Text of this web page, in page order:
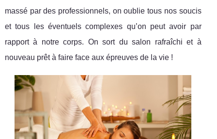
massé par des professionnels, on oublie tous nos soucis
et tous les éventuels complexes qu’on peut avoir par
rapport à notre corps. On sort du salon rafraîchi et à
nouveau prêt à faire face aux épreuves de la vie !